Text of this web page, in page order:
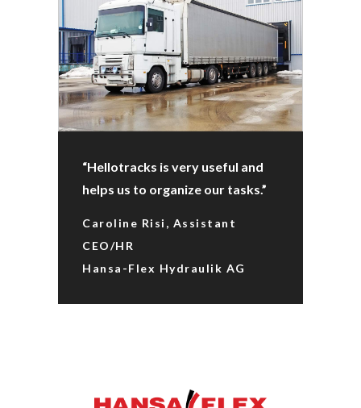
“Hellotracks is very useful and
helps us to organize our tasks.”
Caroline Risi, Assistant
CEO/HR
Hansa-Flex Hydraulik AG